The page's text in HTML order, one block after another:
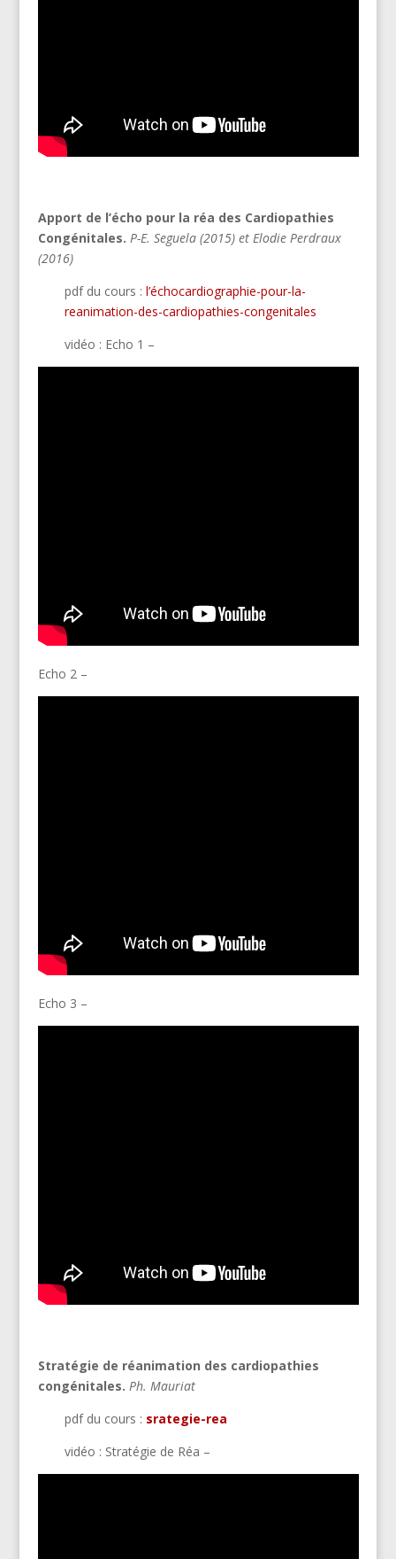
Apport de l’écho pour la réa des Cardiopathies
Congénitales. P-E. Seguela (2015) et Elodie Perdraux
(2016)
pdf du cours : l’échocardiographie-pour-la-
reanimation-des-cardiopathies-congenitales
vidéo : Echo 1 –
Echo 2 –
Echo 3 –
Stratégie de réanimation des cardiopathies
congénitales. Ph. Mauriat
pdf du cours : srategie-rea
vidéo : Stratégie de Réa –